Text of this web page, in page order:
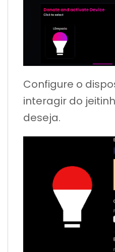
Configure o
interagir do
deseja.